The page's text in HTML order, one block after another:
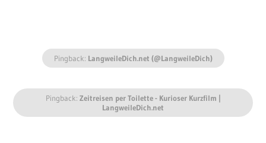
Pingback: LangweileDich.net (@LangweileDich)
Pingback: Zeitreisen per Toilette - Kurioser Kurzfilm |
LangweileDich.net